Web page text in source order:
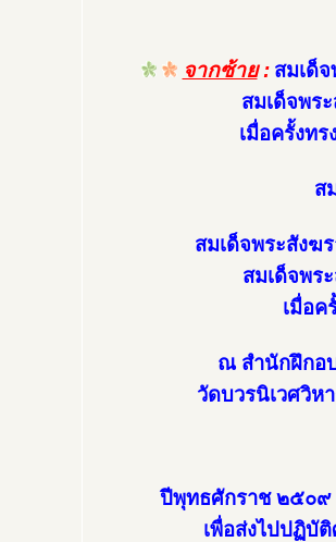
จากซ้าย: สมเด็
สมเด็จพร
เมื่อครั้งท
ส
สมเด็จพระสังฆ
สมเด็จพร
เมื่อ
ณ สำนักฝึกอ
วัดบวรนิเวศวิห
ปีพุทธศักราช ๒๕๐๙
เพื่อส่งไปปฏิบั